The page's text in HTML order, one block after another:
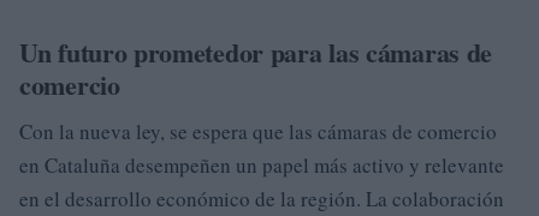
Un futuro prometedor para las cámaras de
comercio
Con la nueva ley, se espera que las cámaras de comercio
en Cataluña desempeñen un papel más activo y relevante
en el desarrollo económico de la región. La colaboración